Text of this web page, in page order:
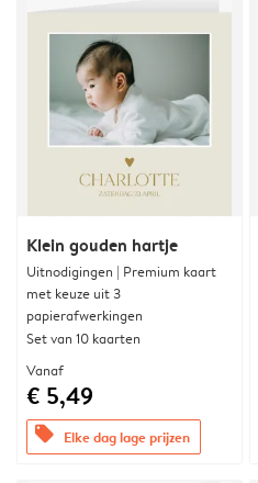
Klein gouden hartje
Uitnodigingen | Premium kaart
met keuze uit 3
papierafwerkingen
Set van 10 kaarten
Vanaf
€ 5,49
offers Elke dag lage prijzen